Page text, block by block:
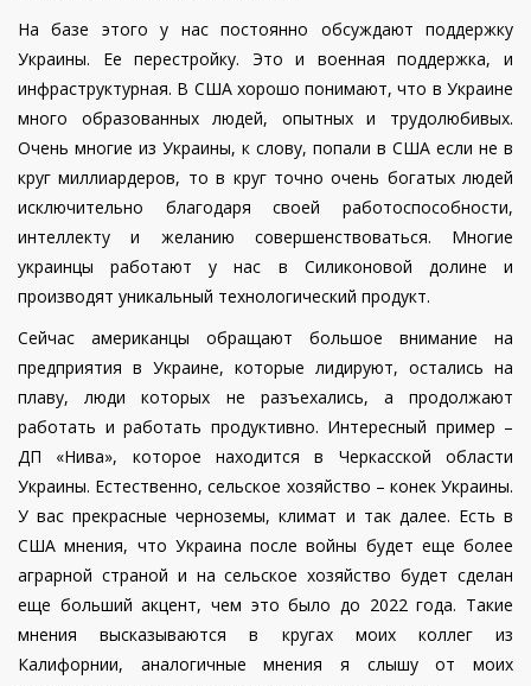
На базе этого у нас постоянно обсуждают поддержку
Украины. Ее перестройку. Это и военная поддержка, и
инфраструктурная. В США хорошо понимают, что в Украине
много образованных людей, опытных и трудолюбивых.
Очень многие из Украины, к слову, попали в США если не в
круг миллиардеров, то в круг точно очень богатых людей
исключительно благодаря своей работоспособности,
интеллекту и желанию совершенствоваться. Многие
украинцы работают у нас в Силиконовой долине и
производят уникальный технологический продукт.
Сейчас американцы обращают большое внимание на
предприятия в Украине, которые лидируют, остались на
плаву, люди которых не разъехались, а продолжают
работать и работать продуктивно. Интересный пример –
ДП «Нива», которое находится в Черкасской области
Украины. Естественно, сельское хозяйство – конек Украины.
У вас прекрасные черноземы, климат и так далее. Есть в
США мнения, что Украина после войны будет еще более
аграрной страной и на сельское хозяйство будет сделан
еще больший акцент, чем это было до 2022 года. Такие
мнения высказываются в кругах моих коллег из
Калифорнии, аналогичные мнения я слышу от моих